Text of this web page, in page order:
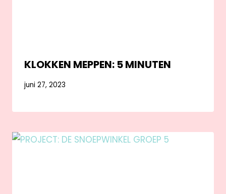
KLOKKEN MEPPEN: 5 MINUTEN
juni 27, 2023